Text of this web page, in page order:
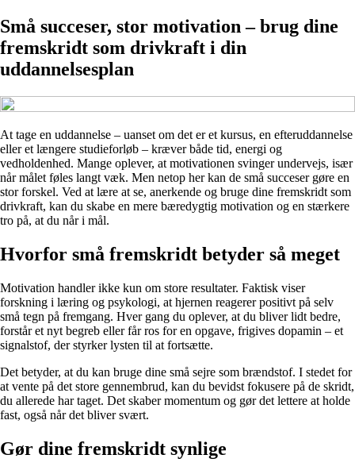
Små succeser, stor motivation – brug dine
fremskridt som drivkraft i din
uddannelsesplan
At tage en uddannelse – uanset om det er et kursus, en efteruddannelse
eller et længere studieforløb – kræver både tid, energi og
vedholdenhed. Mange oplever, at motivationen svinger undervejs, især
når målet føles langt væk. Men netop her kan de små succeser gøre en
stor forskel. Ved at lære at se, anerkende og bruge dine fremskridt som
drivkraft, kan du skabe en mere bæredygtig motivation og en stærkere
tro på, at du når i mål.
Hvorfor små fremskridt betyder så meget
Motivation handler ikke kun om store resultater. Faktisk viser
forskning i læring og psykologi, at hjernen reagerer positivt på selv
små tegn på fremgang. Hver gang du oplever, at du bliver lidt bedre,
forstår et nyt begreb eller får ros for en opgave, frigives dopamin – et
signalstof, der styrker lysten til at fortsætte.
Det betyder, at du kan bruge dine små sejre som brændstof. I stedet for
at vente på det store gennembrud, kan du bevidst fokusere på de skridt,
du allerede har taget. Det skaber momentum og gør det lettere at holde
fast, også når det bliver svært.
Gør dine fremskridt synlige